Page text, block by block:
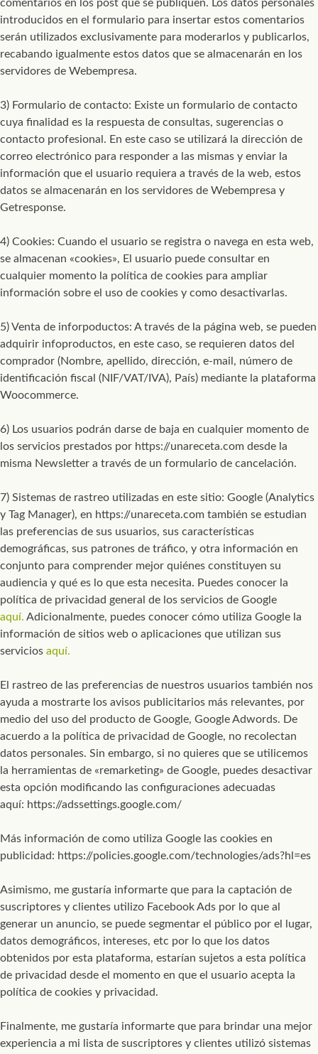
comentarios en los post que se publiquen. Los datos personales
introducidos en el formulario para insertar estos comentarios
serán utilizados exclusivamente para moderarlos y publicarlos,
recabando igualmente estos datos que se almacenarán en los
servidores de Webempresa.
3) Formulario de contacto: Existe un formulario de contacto
cuya finalidad es la respuesta de consultas, sugerencias o
contacto profesional. En este caso se utilizará la dirección de
correo electrónico para responder a las mismas y enviar la
información que el usuario requiera a través de la web, estos
datos se almacenarán en los servidores de Webempresa y
Getresponse.
4) Cookies: Cuando el usuario se registra o navega en esta web,
se almacenan «cookies», El usuario puede consultar en
cualquier momento la política de cookies para ampliar
información sobre el uso de cookies y como desactivarlas.
5) Venta de inforpoductos: A través de la página web, se pueden
adquirir infoproductos, en este caso, se requieren datos del
comprador (Nombre, apellido, dirección, e-mail, número de
identificación fiscal (NIF/VAT/IVA), País) mediante la plataforma
Woocommerce.
6) Los usuarios podrán darse de baja en cualquier momento de
los servicios prestados por https://unareceta.com desde la
misma Newsletter a través de un formulario de cancelación.
7) Sistemas de rastreo utilizadas en este sitio: Google (Analytics
y Tag Manager), en https://unareceta.com también se estudian
las preferencias de sus usuarios, sus características
demográficas, sus patrones de tráfico, y otra información en
conjunto para comprender mejor quiénes constituyen su
audiencia y qué es lo que esta necesita. Puedes conocer la
política de privacidad general de los servicios de Google
aquí. Adicionalmente, puedes conocer cómo utiliza Google la
información de sitios web o aplicaciones que utilizan sus
servicios aquí.
El rastreo de las preferencias de nuestros usuarios también nos
ayuda a mostrarte los avisos publicitarios más relevantes, por
medio del uso del producto de Google, Google Adwords. De
acuerdo a la política de privacidad de Google, no recolectan
datos personales. Sin embargo, si no quieres que se utilicemos
la herramientas de «remarketing» de Google, puedes desactivar
esta opción modificando las configuraciones adecuadas
aquí: https://adssettings.google.com/
Más información de como utiliza Google las cookies en
publicidad: https://policies.google.com/technologies/ads?hl=es
Asimismo, me gustaría informarte que para la captación de
suscriptores y clientes utilizo Facebook Ads por lo que al
generar un anuncio, se puede segmentar el público por el lugar,
datos demográficos, intereses, etc por lo que los datos
obtenidos por esta plataforma, estarían sujetos a esta política
de privacidad desde el momento en que el usuario acepta la
política de cookies y privacidad.
Finalmente, me gustaría informarte que para brindar una mejor
experiencia a mi lista de suscriptores y clientes utilizó sistemas